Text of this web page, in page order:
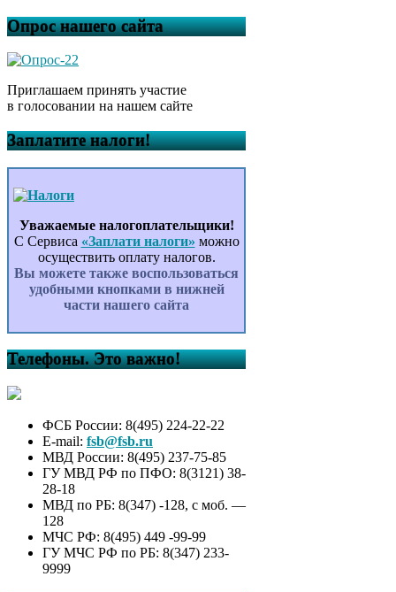
Опрос нашего сайта
Приглашаем принять участие
в голосовании на нашем сайте
Заплатите налоги!
Уважаемые налогоплательщики!
С Сервиса «Заплати налоги» можно
осуществить оплату налогов.
Вы можете также воспользоваться
удобными кнопками в нижней
части нашего сайта
Телефоны. Это важно!
ФСБ России: 8(495) 224-22-22
E-mail: fsb@fsb.ru
МВД России: 8(495) 237-75-85
ГУ МВД РФ по ПФО: 8(3121) 38-
28-18
МВД по РБ: 8(347) -128, с моб. —
128
МЧС РФ: 8(495) 449 -99-99
ГУ МЧС РФ по РБ: 8(347) 233-
9999